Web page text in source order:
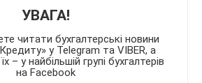
УВАГА!
читати бухгалтерські новини
у Telegram та VIBER, а
– у найбільшій групі бухгалтерів
на Facebook